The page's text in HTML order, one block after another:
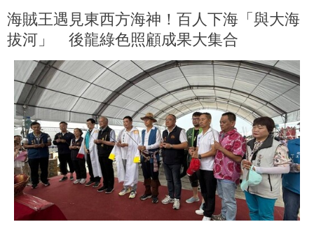
海賊王遇見東西方海神！百人下海「與大海
拔河」 後龍綠色照顧成果大集合